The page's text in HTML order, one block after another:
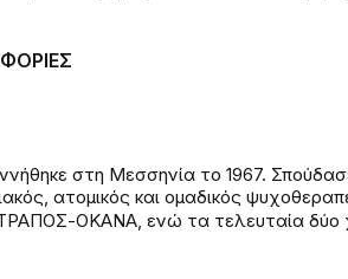
στη Μεσσηνία το 1967.
ατομικός και ομαδικός
ΟΚΑΝΑ, ενώ τα τελευταία δύο